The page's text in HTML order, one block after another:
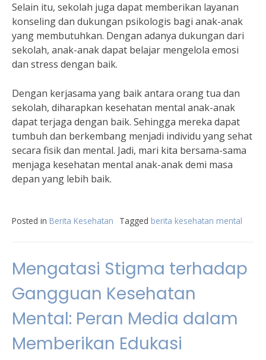
Selain itu, sekolah juga dapat memberikan layanan
konseling dan dukungan psikologis bagi anak-anak
yang membutuhkan. Dengan adanya dukungan dari
sekolah, anak-anak dapat belajar mengelola emosi
dan stress dengan baik.
Dengan kerjasama yang baik antara orang tua dan
sekolah, diharapkan kesehatan mental anak-anak
dapat terjaga dengan baik. Sehingga mereka dapat
tumbuh dan berkembang menjadi individu yang sehat
secara fisik dan mental. Jadi, mari kita bersama-sama
menjaga kesehatan mental anak-anak demi masa
depan yang lebih baik.
Posted in Berita Kesehatan Tagged berita kesehatan mental
Mengatasi Stigma terhadap
Gangguan Kesehatan
Mental: Peran Media dalam
Memberikan Edukasi